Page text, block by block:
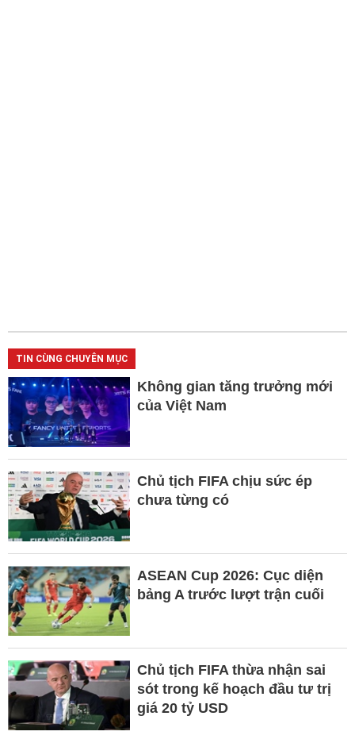
TIN CÙNG CHUYÊN MỤC
Không gian tăng trưởng mới
của Việt Nam
Chủ tịch FIFA chịu sức ép
chưa từng có
ASEAN Cup 2026: Cục diện
bảng A trước lượt trận cuối
Chủ tịch FIFA thừa nhận sai
sót trong kế hoạch đầu tư trị
giá 20 tỷ USD